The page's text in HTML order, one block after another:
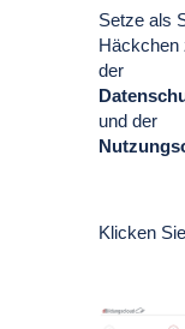
Setze als
Häckchen
der
und der
Klicken